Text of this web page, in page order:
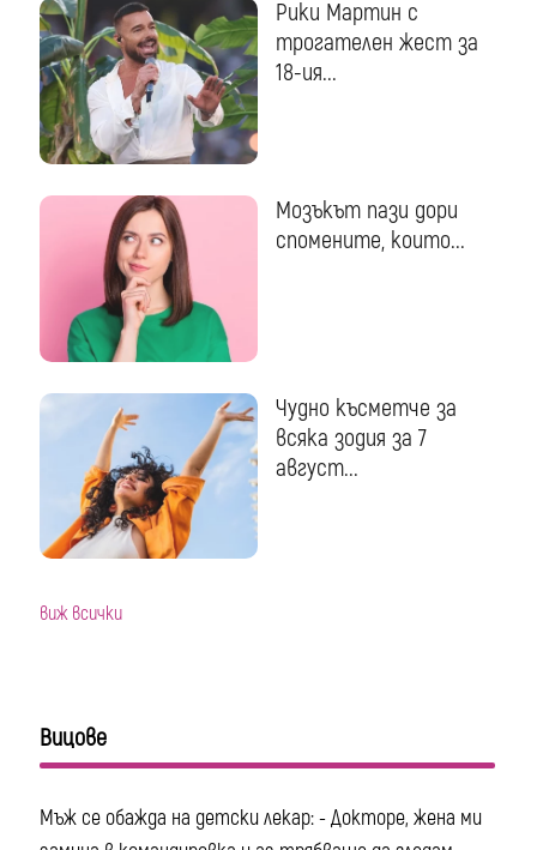
Рики Мартин с
трогателен жест за
18-ия...
Мозъкът пази дори
спомените, които...
Чудно късметче за
всяка зодия за 7
август...
виж всички
Вицове
Мъж се обажда на детски лекар: - Докторе, жена ми